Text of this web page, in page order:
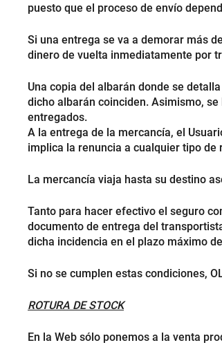
puesto que el proceso de envío
Si una entrega se va a demorar más
dinero de vuelta inmediatamente por
Una copia del albarán donde se
dicho albarán coinciden. Asimismo,
entregados.
A la entrega de la mercancía, el
implica la renuncia a cualquier tipo
La mercancía viaja hasta su destino
Tanto para hacer efectivo el seguro
documento de entrega del
dicha incidencia en el plazo máximo
Si no se cumplen estas condiciones,
ROTURA DE STOCK
En la Web sólo ponemos a la venta